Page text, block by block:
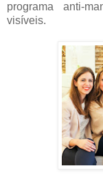
programa anti-
visíveis.